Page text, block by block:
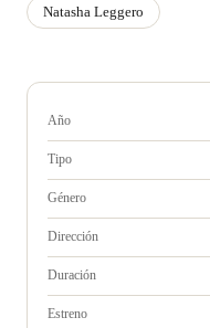
Natasha Leggero
Año
Tipo
Género
Dirección
Duración
Estreno